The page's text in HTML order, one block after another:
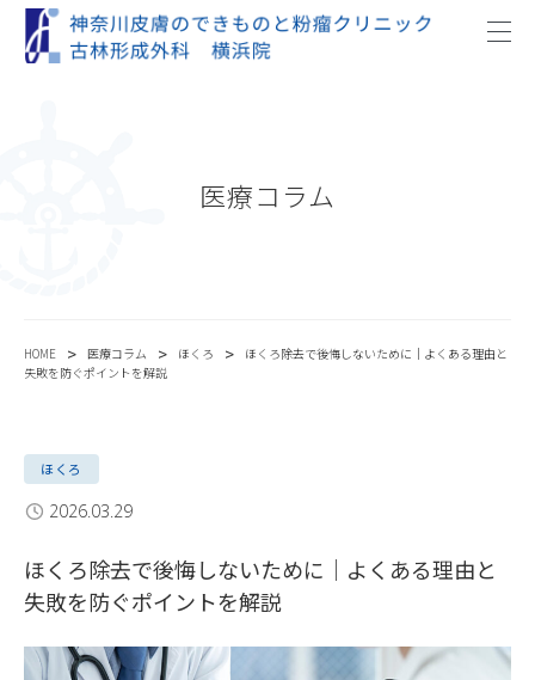
医療コラム
HOME > 医療コラム > ほくろ >
ほくろ除去で後悔しないために｜よくある理由と
失敗を防ぐポイントを解説
ほくろ
2026.03.29
ほくろ除去で後悔しないために｜よくある理由と
失敗を防ぐポイントを解説